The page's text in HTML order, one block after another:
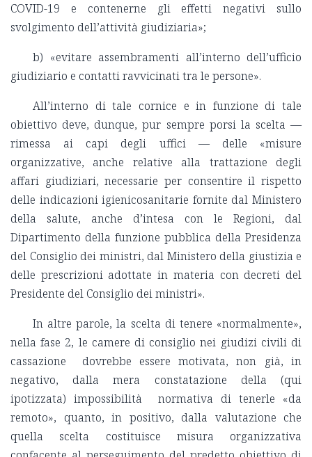
COVID-19 e contenerne gli effetti negativi sullo
svolgimento dell’attività giudiziaria»;
b) «evitare assembramenti all’interno dell’ufficio
giudiziario e contatti ravvicinati tra le persone».
All’interno di tale cornice e in funzione di tale
obiettivo deve, dunque, pur sempre porsi la scelta —
rimessa ai capi degli uffici — delle «misure
organizzative, anche relative alla trattazione degli
affari giudiziari, necessarie per consentire il rispetto
delle indicazioni igienicosanitarie fornite dal Ministero
della salute, anche d’intesa con le Regioni, dal
Dipartimento della funzione pubblica della Presidenza
del Consiglio dei ministri, dal Ministero della giustizia e
delle prescrizioni adottate in materia con decreti del
Presidente del Consiglio dei ministri».
In altre parole, la scelta di tenere «normalmente»,
nella fase 2, le camere di consiglio nei giudizi civili di
cassazione dovrebbe essere motivata, non già, in
negativo, dalla mera constatazione della (qui
ipotizzata) impossibilità normativa di tenerle «da
remoto», quanto, in positivo, dalla valutazione che
quella scelta costituisce misura organizzativa